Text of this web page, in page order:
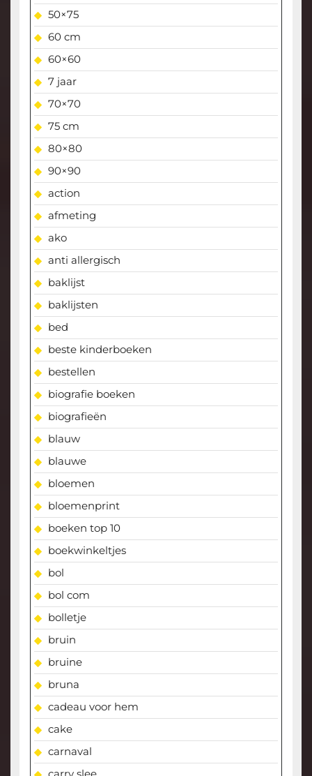
50×75
60 cm
60×60
7 jaar
70×70
75 cm
80×80
90×90
action
afmeting
ako
anti allergisch
baklijst
baklijsten
bed
beste kinderboeken
bestellen
biografie boeken
biografieën
blauw
blauwe
bloemen
bloemenprint
boeken top 10
boekwinkeltjes
bol
bol com
bolletje
bruin
bruine
bruna
cadeau voor hem
cake
carnaval